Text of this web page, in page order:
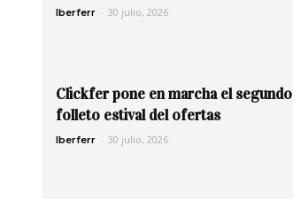
Iberferr - 30 julio, 2026
Clickfer pone en marcha el segundo
folleto estival del ofertas
Iberferr - 30 julio, 2026